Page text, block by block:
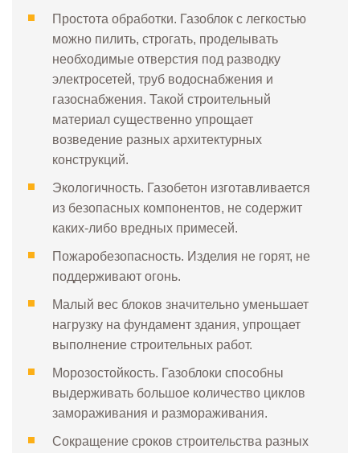
Простота обработки. Газоблок с легкостью
можно пилить, строгать, проделывать
необходимые отверстия под разводку
электросетей, труб водоснабжения и
газоснабжения. Такой строительный
материал существенно упрощает
возведение разных архитектурных
конструкций.
Экологичность. Газобетон изготавливается
из безопасных компонентов, не содержит
каких-либо вредных примесей.
Пожаробезопасность. Изделия не горят, не
поддерживают огонь.
Малый вес блоков значительно уменьшает
нагрузку на фундамент здания, упрощает
выполнение строительных работ.
Морозостойкость. Газоблоки способны
выдерживать большое количество циклов
замораживания и размораживания.
Сокращение сроков строительства разных